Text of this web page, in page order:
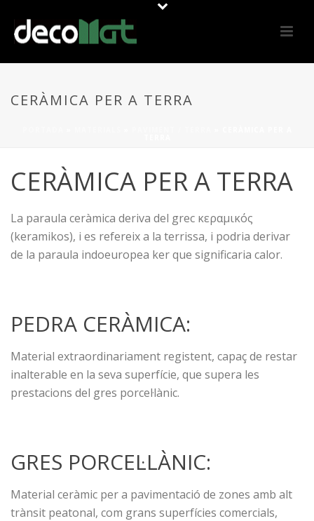
CERÀMICA PER A TERRA
CERÀMICA PER A TERRA
La paraula ceràmica deriva del grec κεραμικός
(keramikos), i es refereix a la terrissa, i podria derivar
de la paraula indoeuropea ker que significaria calor.
PEDRA CERÀMICA:
Material extraordinariament registent, capaç de restar
inalterable en la seva superfície, que supera les
prestacions del gres porcel·lànic.
GRES PORCEL·LÀNIC:
Material ceràmic per a pavimentació de zones amb alt
trànsit peatonal, com grans superfícies comercials,